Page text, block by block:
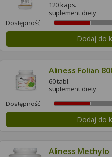
120 kaps.
suplement diety
Dostępność
Dodaj do
Aliness Folian
60 tabl.
suplement diety
Dostępność
Dodaj do
Aliness Methylo